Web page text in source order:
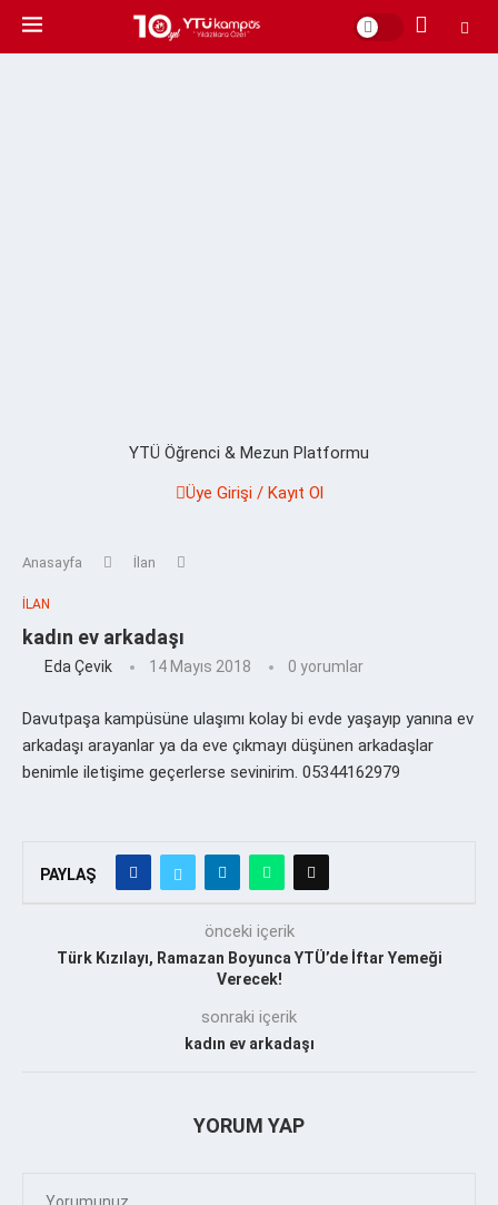
YTÜ Öğrenci & Mezun Platformu
Üye Girişi / Kayıt Ol
Anasayfa İlan
İLAN
kadın ev arkadaşı
Eda Çevik 14 Mayıs 2018 0 yorumlar
Davutpaşa kampüsüne ulaşımı kolay bi evde yaşayıp yanına ev
arkadaşı arayanlar ya da eve çıkmayı düşünen arkadaşlar
benimle iletişime geçerlerse sevinirim. 05344162979
PAYLAŞ
önceki içerik
Türk Kızılayı, Ramazan Boyunca YTÜ’de İftar Yemeği
Verecek!
sonraki içerik
kadın ev arkadaşı
YORUM YAP